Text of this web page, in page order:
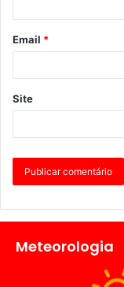
Email *
Site
Meteorologia